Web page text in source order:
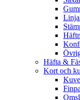
Häfta &
Kort och